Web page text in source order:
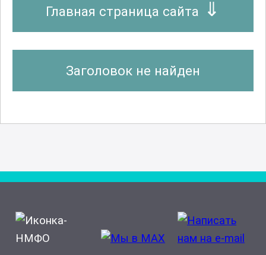
Главная страница сайта
Заголовок не найден